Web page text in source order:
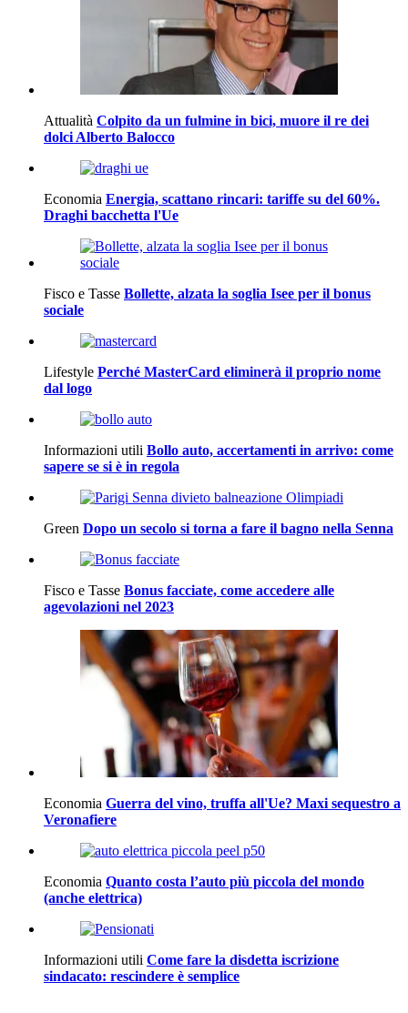
Attualità Colpito da un fulmine in bici, muore il re dei
dolci Alberto Balocco
Economia Energia, scattano rincari: tariffe su del 60%.
Draghi bacchetta l'Ue
Fisco e Tasse Bollette, alzata la soglia Isee per il bonus
sociale
Lifestyle Perché MasterCard eliminerà il proprio nome
dal logo
Informazioni utili Bollo auto, accertamenti in arrivo: come
sapere se si è in regola
Green Dopo un secolo si torna a fare il bagno nella Senna
Fisco e Tasse Bonus facciate, come accedere alle
agevolazioni nel 2023
Economia Guerra del vino, truffa all'Ue? Maxi sequestro a
Veronafiere
Economia Quanto costa l’auto più piccola del mondo
(anche elettrica)
Informazioni utili Come fare la disdetta iscrizione
sindacato: rescindere è semplice